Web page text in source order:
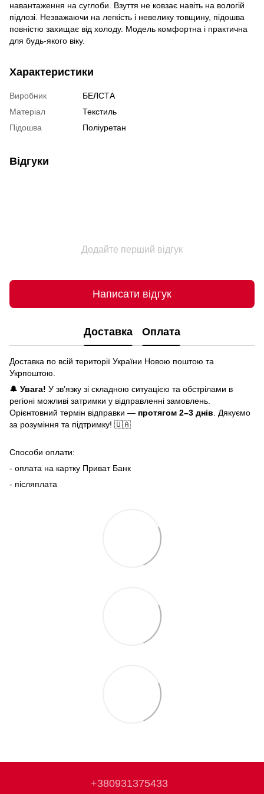
навантаження на суглоби. Взуття не ковзає навіть на вологій
підлозі. Незважаючи на легкість і невелику товщину, підошва
повністю захищає від холоду. Модель комфортна і практична
для будь-якого віку.
Характеристики
Виробник
БЕЛСТА
Матеріал
Текстиль
Підошва
Поліуретан
Відгуки
Додайте перший відгук
Написати відгук
Доставка Оплата
Доставка по всій території України Новою поштою та
Укрпоштою.
🔔 Увага! У зв’язку зі складною ситуацією та обстрілами в
регіоні можливі затримки у відправленні замовлень.
Орієнтовний термін відправки — протягом 2–3 днів. Дякуємо
за розуміння та підтримку! 🇺🇦
Способи оплати:
- оплата на картку Приват Банк
- післяплата
+380931375433